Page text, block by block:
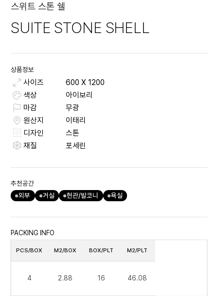
스위트 스톤 쉘
SUITE STONE SHELL
상품정보
사이즈 600 X 1200
색상
아이보리
마감
무광
원산지
이태리
디자인
스톤
재질
포세린
추천공간
외부
거실 현관/발코니 욕실
PACKING INFO
PCS/BOX
4
M2/BOX
2.88
BOX/PLT
16
M2/PLT
46.08